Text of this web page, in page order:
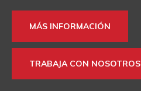
MÁS INFORMACIÓN
TRABAJA CON NOSOTROS